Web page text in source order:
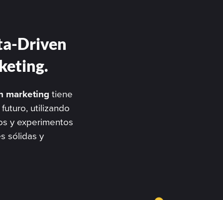
Driven
marketing tiene
utilizando
y experimentos
sólidas y